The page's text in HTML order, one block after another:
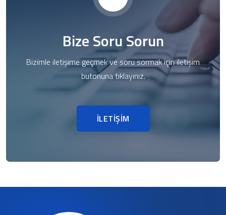
Bize Soru Sorun
Bizimle iletişime geçmek ve soru sormak için iletişim
butonuna tıklayınız.
İLETİŞİM